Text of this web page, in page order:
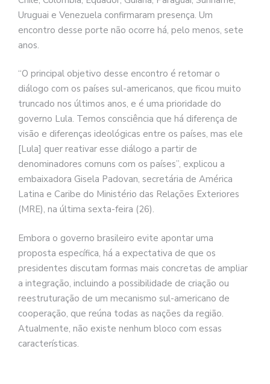
Uruguai e Venezuela confirmaram presença. Um
encontro desse porte não ocorre há, pelo menos, sete
anos.
“O principal objetivo desse encontro é retomar o
diálogo com os países sul-americanos, que ficou muito
truncado nos últimos anos, e é uma prioridade do
governo Lula. Temos consciência que há diferença de
visão e diferenças ideológicas entre os países, mas ele
[Lula] quer reativar esse diálogo a partir de
denominadores comuns com os países”, explicou a
embaixadora Gisela Padovan, secretária de América
Latina e Caribe do Ministério das Relações Exteriores
(MRE), na última sexta-feira (26).
Embora o governo brasileiro evite apontar uma
proposta específica, há a expectativa de que os
presidentes discutam formas mais concretas de ampliar
a integração, incluindo a possibilidade de criação ou
reestruturação de um mecanismo sul-americano de
cooperação, que reúna todas as nações da região.
Atualmente, não existe nenhum bloco com essas
características.